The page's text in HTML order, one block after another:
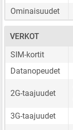
Ominaisuudet
VERKOT
SIM-kortit
Datanopeudet
2G-taajuudet
3G-taajuudet